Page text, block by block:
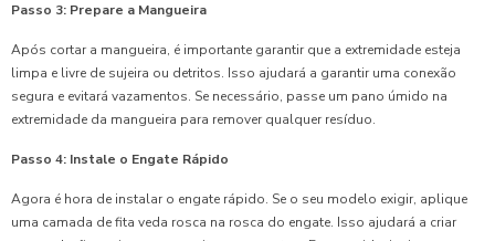
Passo 3: Prepare a Mangueira
Após cortar a mangueira, é importante garantir que a extremidade esteja
limpa e livre de sujeira ou detritos. Isso ajudará a garantir uma conexão
segura e evitará vazamentos. Se necessário, passe um pano úmido na
extremidade da mangueira para remover qualquer resíduo.
Passo 4: Instale o Engate Rápido
Agora é hora de instalar o engate rápido. Se o seu modelo exigir, aplique
uma camada de fita veda rosca na rosca do engate. Isso ajudará a criar